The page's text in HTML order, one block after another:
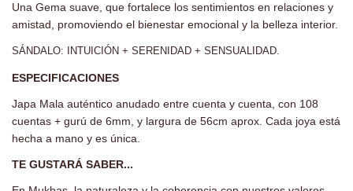
Una Gema suave, que fortalece los sentimientos en relaciones y
amistad, promoviendo el bienestar emocional y la belleza interior.
SÁNDALO: INTUICIÓN + SERENIDAD + SENSUALIDAD.
ESPECIFICACIONES
Japa Mala auténtico anudado entre cuenta y cuenta, con 108
cuentas + gurú de 6mm, y largura de 56cm aprox. Cada joya está
hecha a mano y es única.
TE GUSTARÁ SABER...